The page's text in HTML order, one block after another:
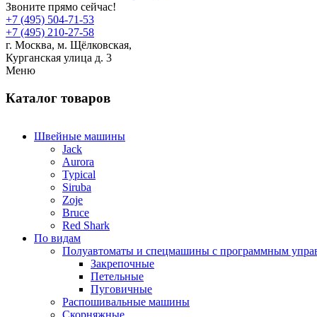
Звоните прямо сейчас!
+7 (495) 504-71-53
+7 (495) 210-27-58
г. Москва, м. Щёлковская,
Курганская улица д. 3
Меню
Каталог товаров
Швейные машины
Jack
Aurora
Typical
Siruba
Zoje
Bruce
Red Shark
По видам
Полуавтоматы и спецмашины с программным
Закрепочные
Петельные
Пуговичные
Распошивальные машины